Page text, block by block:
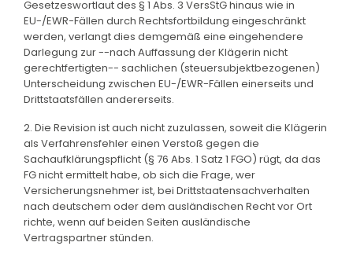
Gesetzeswortlaut des § 1 Abs. 3 VersStG hinaus wie in
EU-/EWR-Fällen durch Rechtsfortbildung eingeschränkt
werden, verlangt dies demgemäß eine eingehendere
Darlegung zur --nach Auffassung der Klägerin nicht
gerechtfertigten-- sachlichen (steuersubjektbezogenen)
Unterscheidung zwischen EU-/EWR-Fällen einerseits und
Drittstaatsfällen andererseits.
2. Die Revision ist auch nicht zuzulassen, soweit die Klägerin
als Verfahrensfehler einen Verstoß gegen die
Sachaufklärungspflicht (§ 76 Abs. 1 Satz 1 FGO) rügt, da das
FG nicht ermittelt habe, ob sich die Frage, wer
Versicherungsnehmer ist, bei Drittstaatensachverhalten
nach deutschem oder dem ausländischen Recht vor Ort
richte, wenn auf beiden Seiten ausländische
Vertragspartner stünden.